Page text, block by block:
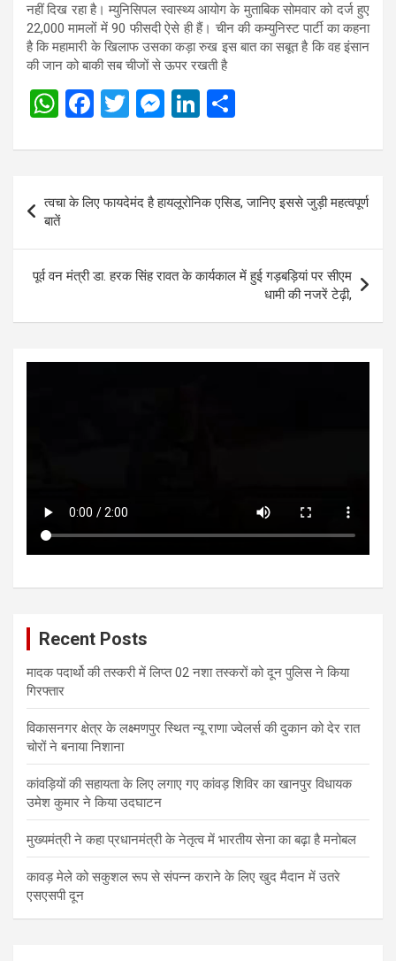
नहीं दिख रहा है। म्युनिसिपल स्वास्थ्य आयोग के मुताबिक सोमवार को दर्ज हुए
22,000 मामलों में 90 फीसदी ऐसे ही हैं। चीन की कम्युनिस्ट पार्टी का कहना
है कि महामारी के खिलाफ उसका कड़ा रुख इस बात का सबूत है कि वह इंसान
की जान को बाकी सब चीजों से ऊपर रखती है
W
at
s
A
p
p
F
ce
o
o
k
T
tt
er
M
se
g
er
Li
ke
dI
n
ar
navigation
त्वचा के लिए फायदेमंद है हायलूरोनिक एसिड, जानिए इससे जुड़ी महत्वपूर्ण
बातें
पूर्व वन मंत्री डा. हरक सिंह रावत के कार्यकाल में हुई गड़बड़ियां पर सीएम
धामी की नजरें टेढ़ी,
Recent Posts
मादक पदार्थो की तस्करी में लिप्त 02 नशा तस्करों को दून पुलिस ने किया
गिरफ्तार
विकासनगर क्षेत्र के लक्ष्मणपुर स्थित न्यू राणा ज्वेलर्स की दुकान को देर रात
चोरों ने बनाया निशाना
कांवड़ियों की सहायता के लिए लगाए गए कांवड़ शिविर का खानपुर विधायक
उमेश कुमार ने किया उदघाटन
मुख्यमंत्री ने कहा प्रधानमंत्री के नेतृत्व में भारतीय सेना का बढ़ा है मनोबल
कावड़ मेले को सकुशल रूप से संपन्न कराने के लिए खुद मैदान में उतरे
एसएसपी दून